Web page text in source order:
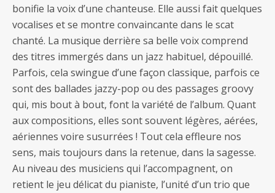
bonifie la voix d’une chanteuse. Elle aussi fait quelques
vocalises et se montre convaincante dans le scat
chanté. La musique derrière sa belle voix comprend
des titres immergés dans un jazz habituel, dépouillé.
Parfois, cela swingue d’une façon classique, parfois ce
sont des ballades jazzy-pop ou des passages groovy
qui, mis bout à bout, font la variété de l’album. Quant
aux compositions, elles sont souvent légères, aérées,
aériennes voire susurrées ! Tout cela effleure nos
sens, mais toujours dans la retenue, dans la sagesse.
Au niveau des musiciens qui l’accompagnent, on
retient le jeu délicat du pianiste, l’unité d’un trio que